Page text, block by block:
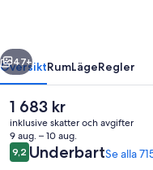
Nästa
47+
ÖversiktRumLägeRegler
Det
nuvarande
priset
är
1 683 kr
1 683 kr
inklusive skatter och avgifter
9 aug. – 10 aug.
Recensioner
9,29,2 av 10,
UnderbartSe alla